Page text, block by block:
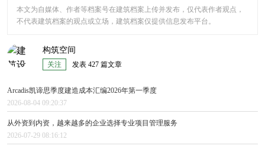
本文为自媒体、作者等档案号在建筑档案上传并发布，仅代表作者观点，
不代表建筑档案的观点或立场，建筑档案仅提供信息发布平台。
构筑空间
关注 发表 427 篇文章
Arcadis凯谛思季度建造成本汇编2026年第一季度
2026-08-04 09:20:37
从外资到内资，越来越多的企业选择专业项目管理服务
2026-07-29 08:16:12